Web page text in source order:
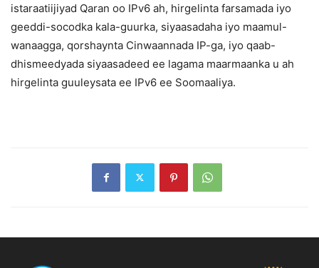
istaraatiijiyad Qaran oo IPv6 ah, hirgelinta farsamada iyo
geeddi-socodka kala-guurka, siyaasadaha iyo maamul-
wanaagga, qorshaynta Cinwaannada IP-ga, iyo qaab-
dhismeedyada siyaasadeed ee lagama maarmaanka u ah
hirgelinta guuleysata ee IPv6 ee Soomaaliya.